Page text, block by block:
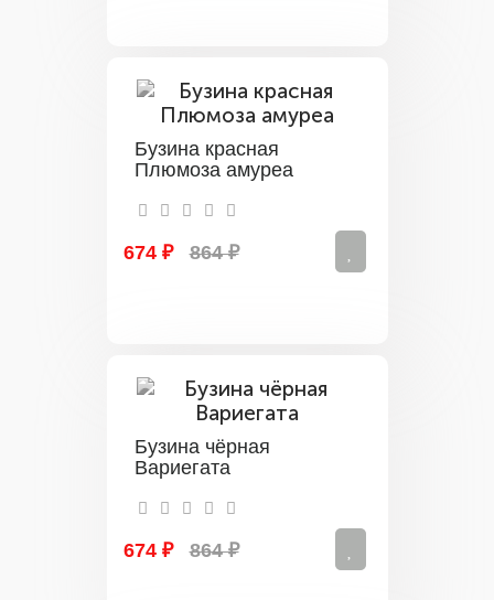
Бузина красная
Плюмоза амуреа
674 ₽ 864 ₽
Бузина чёрная
Вариегата
674 ₽ 864 ₽